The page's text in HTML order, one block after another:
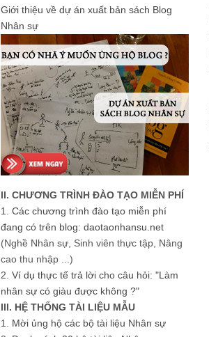
Giới thiệu về dự án xuất bản sách Blog
Nhân sự
II. CHƯƠNG TRÌNH ĐÀO TẠO MIỄN PHÍ
1. Các chương trình đào tạo miễn phí
đang có trên blog: daotaonhansu.net
(Nghề Nhân sự, Sinh viên thực tập, Nâng
cao thu nhập ...)
2. Ví dụ thực tế trả lời cho câu hỏi: "Làm
nhân sự có giàu được không ?"
III. HỆ THỐNG TÀI LIỆU MẪU
1. Mời ủng hộ các bộ tài liệu Nhân sự